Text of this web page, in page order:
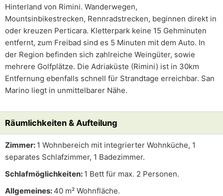
Hinterland von Rimini. Wanderwegen,
Mountsinbikestrecken, Rennradstrecken, beginnen direkt in
oder kreuzen Perticara. Kletterpark keine 15 Gehminuten
entfernt, zum Freibad sind es 5 Minuten mit dem Auto. In
der Region befinden sich zahlreiche Weingüter, sowie
mehrere Golfplätze. Die Adriaküste (Rimini) ist in 30km
Entfernung ebenfalls schnell für Strandtage erreichbar. San
Marino liegt in unmittelbarer Nähe.
Räumlichkeiten & Aufteilung
Zimmer: 1 Wohnbereich mit integrierter Wohnküche, 1
separates Schlafzimmer, 1 Badezimmer.
Schlafmöglichkeiten: 1 Bett für max. 2 Personen.
Allgemeines: 40 m² Wohnfläche.